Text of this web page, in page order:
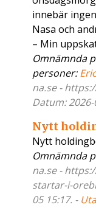
innebär
Nasa och
– Min
Omnämnda
personer:
na.se -
Datum: 2026-
Nytt
Nytt
Omnämnda
na.se -
startar-i-
05 15:17. -